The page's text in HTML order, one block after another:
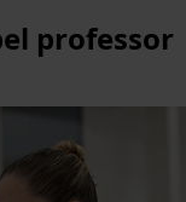
professor